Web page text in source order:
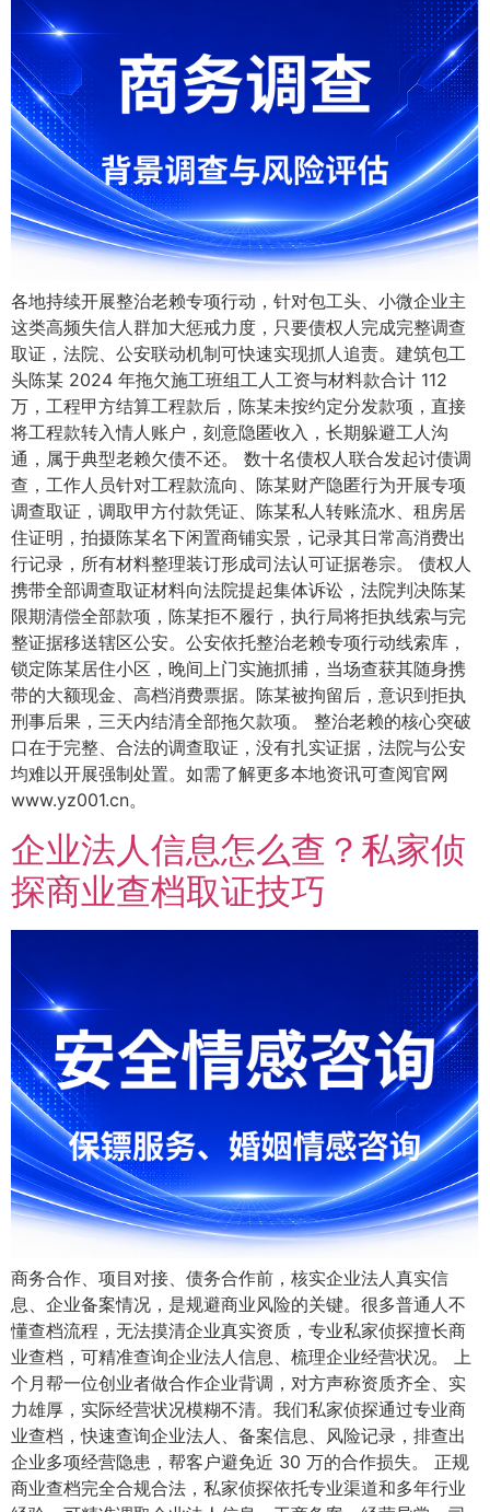
各地持续开展整治老赖专项行动，针对包工头、小微企业主
这类高频失信人群加大惩戒力度，只要债权人完成完整调查
取证，法院、公安联动机制可快速实现抓人追责。建筑包工
头陈某 2024 年拖欠施工班组工人工资与材料款合计 112
万，工程甲方结算工程款后，陈某未按约定分发款项，直接
将工程款转入情人账户，刻意隐匿收入，长期躲避工人沟
通，属于典型老赖欠债不还。 数十名债权人联合发起讨债调
查，工作人员针对工程款流向、陈某财产隐匿行为开展专项
调查取证，调取甲方付款凭证、陈某私人转账流水、租房居
住证明，拍摄陈某名下闲置商铺实景，记录其日常高消费出
行记录，所有材料整理装订形成司法认可证据卷宗。 债权人
携带全部调查取证材料向法院提起集体诉讼，法院判决陈某
限期清偿全部款项，陈某拒不履行，执行局将拒执线索与完
整证据移送辖区公安。公安依托整治老赖专项行动线索库，
锁定陈某居住小区，晚间上门实施抓捕，当场查获其随身携
带的大额现金、高档消费票据。陈某被拘留后，意识到拒执
刑事后果，三天内结清全部拖欠款项。 整治老赖的核心突破
口在于完整、合法的调查取证，没有扎实证据，法院与公安
均难以开展强制处置。如需了解更多本地资讯可查阅官网
www.yz001.cn。
企业法人信息怎么查？私家侦
探商业查档取证技巧
商务合作、项目对接、债务合作前，核实企业法人真实信
息、企业备案情况，是规避商业风险的关键。很多普通人不
懂查档流程，无法摸清企业真实资质，专业私家侦探擅长商
业查档，可精准查询企业法人信息、梳理企业经营状况。 上
个月帮一位创业者做合作企业背调，对方声称资质齐全、实
力雄厚，实际经营状况模糊不清。我们私家侦探通过专业商
业查档，快速查询企业法人、备案信息、风险记录，排查出
企业多项经营隐患，帮客户避免近 30 万的合作损失。 正规
商业查档完全合规合法，私家侦探依托专业渠道和多年行业